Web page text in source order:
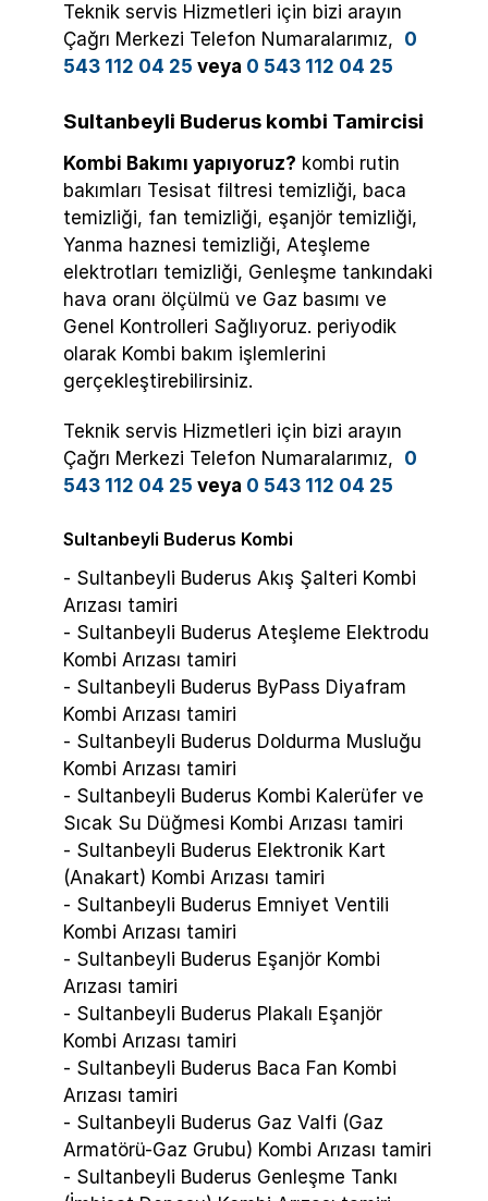
Teknik servis Hizmetleri için bizi arayın
Çağrı Merkezi Telefon Numaralarımız, 0
543 112 04 25 veya 0 543 112 04 25
Sultanbeyli Buderus kombi Tamircisi
Kombi Bakımı yapıyoruz? kombi rutin
bakımları Tesisat filtresi temizliği, baca
temizliği, fan temizliği, eşanjör temizliği,
Yanma haznesi temizliği, Ateşleme
elektrotları temizliği, Genleşme tankındaki
hava oranı ölçülmü ve Gaz basımı ve
Genel Kontrolleri Sağlıyoruz. periyodik
olarak Kombi bakım işlemlerini
gerçekleştirebilirsiniz.
Teknik servis Hizmetleri için bizi arayın
Çağrı Merkezi Telefon Numaralarımız, 0
543 112 04 25 veya 0 543 112 04 25
Sultanbeyli Buderus Kombi
- Sultanbeyli Buderus Akış Şalteri Kombi
Arızası tamiri
- Sultanbeyli Buderus Ateşleme Elektrodu
Kombi Arızası tamiri
- Sultanbeyli Buderus ByPass Diyafram
Kombi Arızası tamiri
- Sultanbeyli Buderus Doldurma Musluğu
Kombi Arızası tamiri
- Sultanbeyli Buderus Kombi Kalerüfer ve
Sıcak Su Düğmesi Kombi Arızası tamiri
- Sultanbeyli Buderus Elektronik Kart
(Anakart) Kombi Arızası tamiri
- Sultanbeyli Buderus Emniyet Ventili
Kombi Arızası tamiri
- Sultanbeyli Buderus Eşanjör Kombi
Arızası tamiri
- Sultanbeyli Buderus Plakalı Eşanjör
Kombi Arızası tamiri
- Sultanbeyli Buderus Baca Fan Kombi
Arızası tamiri
- Sultanbeyli Buderus Gaz Valfi (Gaz
Armatörü-Gaz Grubu) Kombi Arızası tamiri
- Sultanbeyli Buderus Genleşme Tankı